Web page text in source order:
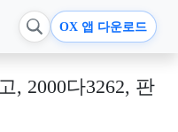
OX 앱 다운로드
, 2000다3262, 판